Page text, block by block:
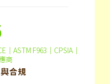
｜ASTM F963｜CPSIA｜
商
合規